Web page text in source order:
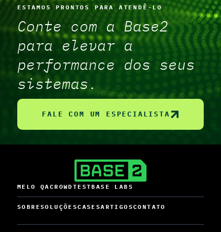
ESTAMOS PRONTOS PARA ATENDÊ-LO
Conte com a Base2
para elevar a
performance dos seus
sistemas.
FALE COM UM ESPECIALISTA
MELO QA CROWDTEST BASE LABS
SOBRESOLUÇÕESCASESARTIGOSCONTATO